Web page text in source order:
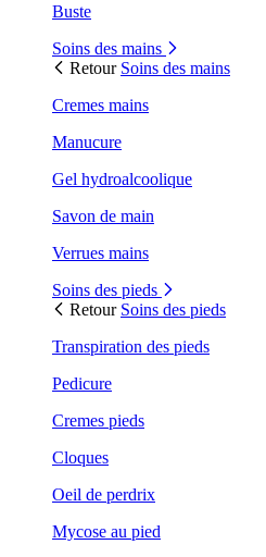
Buste
Soins des mains
Retour Soins des mains
Cremes mains
Manucure
Gel hydroalcoolique
Savon de main
Verrues mains
Soins des pieds
Retour Soins des pieds
Transpiration des pieds
Pedicure
Cremes pieds
Cloques
Oeil de perdrix
Mycose au pied